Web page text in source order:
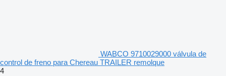
WABCO 9710029000 válvula de
control de freno para Chereau TRAILER remolque
4